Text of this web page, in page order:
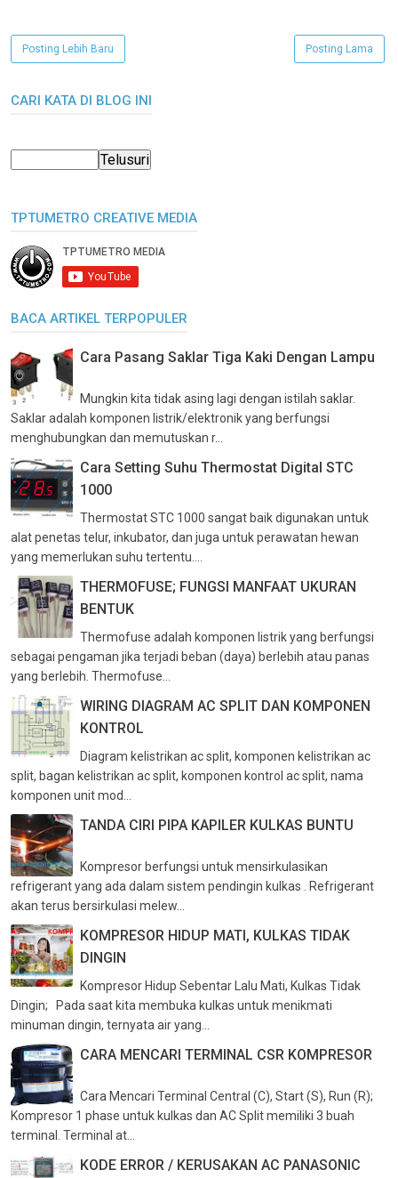
Posting Lebih Baru Posting Lama
CARI KATA DI BLOG INI
TPTUMETRO CREATIVE MEDIA
BACA ARTIKEL TERPOPULER
Cara Pasang Saklar Tiga Kaki Dengan Lampu
Mungkin kita tidak asing lagi dengan istilah saklar.
Saklar adalah komponen listrik/elektronik yang berfungsi
menghubungkan dan memutuskan r...
Cara Setting Suhu Thermostat Digital STC
1000
Thermostat STC 1000 sangat baik digunakan untuk
alat penetas telur, inkubator, dan juga untuk perawatan hewan
yang memerlukan suhu tertentu....
THERMOFUSE; FUNGSI MANFAAT UKURAN
BENTUK
Thermofuse adalah komponen listrik yang berfungsi
sebagai pengaman jika terjadi beban (daya) berlebih atau panas
yang berlebih. Thermofuse...
WIRING DIAGRAM AC SPLIT DAN KOMPONEN
KONTROL
Diagram kelistrikan ac split, komponen kelistrikan ac
split, bagan kelistrikan ac split, komponen kontrol ac split, nama
komponen unit mod...
TANDA CIRI PIPA KAPILER KULKAS BUNTU
Kompresor berfungsi untuk mensirkulasikan
refrigerant yang ada dalam sistem pendingin kulkas . Refrigerant
akan terus bersirkulasi melew...
KOMPRESOR HIDUP MATI, KULKAS TIDAK
DINGIN
Kompresor Hidup Sebentar Lalu Mati, Kulkas Tidak
Dingin; Pada saat kita membuka kulkas untuk menikmati
minuman dingin, ternyata air yang...
CARA MENCARI TERMINAL CSR KOMPRESOR
Cara Mencari Terminal Central (C), Start (S), Run (R);
Kompresor 1 phase untuk kulkas dan AC Split memiliki 3 buah
terminal. Terminal at...
KODE ERROR / KERUSAKAN AC PANASONIC